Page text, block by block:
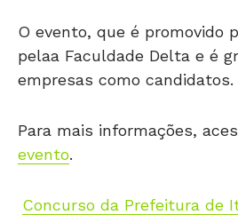
O evento, que é promovido
pelaa Faculdade Delta e é
empresas como candidatos.
Para mais informações,
evento.
Concurso da Prefeitura de